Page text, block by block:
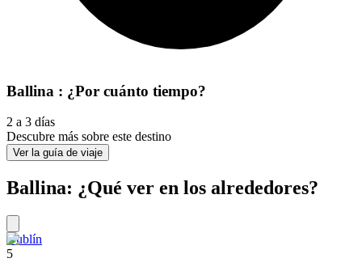
Ballina : ¿Por cuánto tiempo?
2 a 3 días
Descubre más sobre este destino
Ver la guía de viaje
Ballina: ¿Qué ver en los alrededores?
Dublín
5